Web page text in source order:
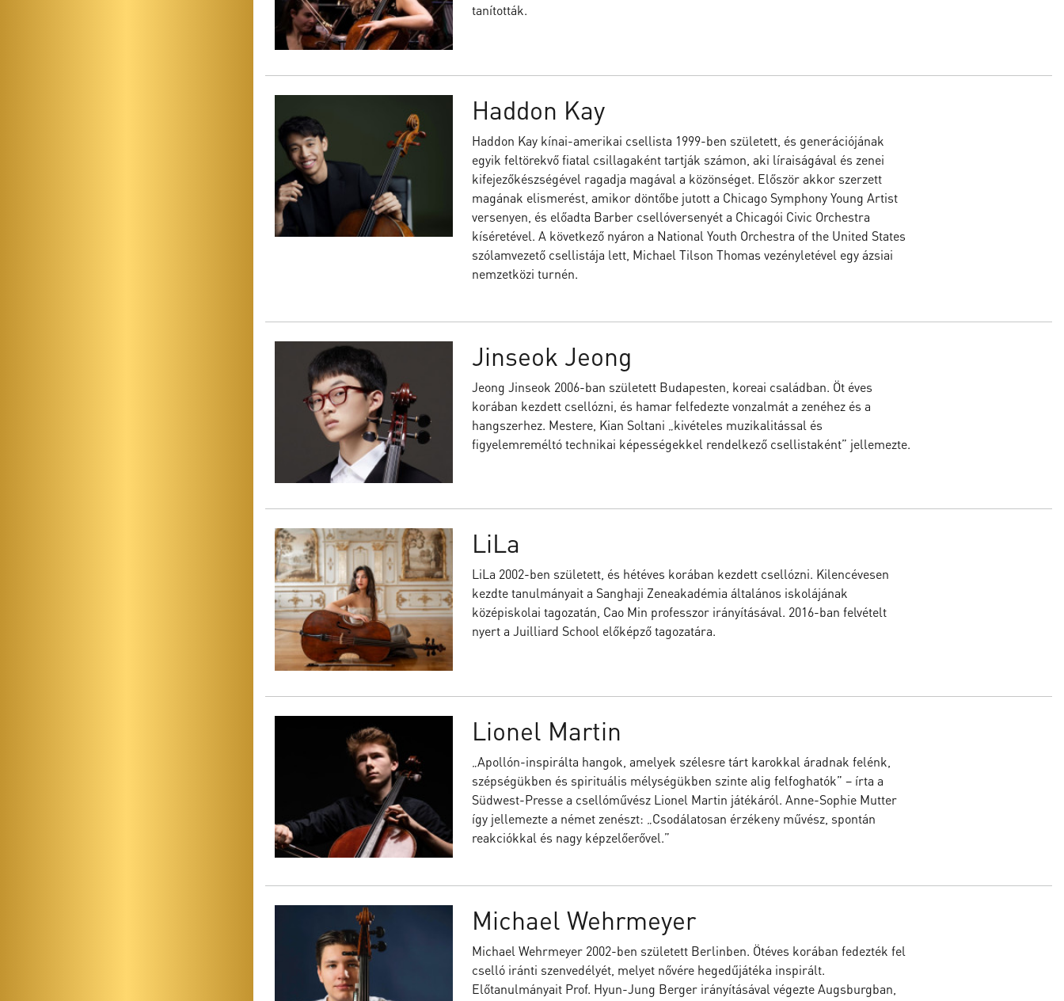
tanították.
Haddon Kay
Haddon Kay kínai-amerikai csellista 1999-ben született, és generációjának
egyik feltörekvő fiatal csillagaként tartják számon, aki líraiságával és zenei
kifejezőkészségével ragadja magával a közönséget. Először akkor szerzett
magának elismerést, amikor döntőbe jutott a Chicago Symphony Young Artist
versenyen, és előadta Barber csellóversenyét a Chicagói Civic Orchestra
kíséretével. A következő nyáron a National Youth Orchestra of the United States
szólamvezető csellistája lett, Michael Tilson Thomas vezényletével egy ázsiai
nemzetközi turnén.
Jinseok Jeong
Jeong Jinseok 2006-ban született Budapesten, koreai családban. Öt éves
korában kezdett csellózni, és hamar felfedezte vonzalmát a zenéhez és a
hangszerhez. Mestere, Kian Soltani „kivételes muzikalitással és
figyelemreméltó technikai képességekkel rendelkező csellistaként” jellemezte.
LiLa
LiLa 2002-ben született, és hétéves korában kezdett csellózni. Kilencévesen
kezdte tanulmányait a Sanghaji Zeneakadémia általános iskolájának
középiskolai tagozatán, Cao Min professzor irányításával. 2016-ban felvételt
nyert a Juilliard School előképző tagozatára.
Lionel Martin
„Apollón-inspirálta hangok, amelyek szélesre tárt karokkal áradnak felénk,
szépségükben és spirituális mélységükben szinte alig felfoghatók” – írta a
Südwest-Presse a csellóművész Lionel Martin játékáról. Anne-Sophie Mutter
így jellemezte a német zenészt: „Csodálatosan érzékeny művész, spontán
reakciókkal és nagy képzelőerővel.”
Michael Wehrmeyer
Michael Wehrmeyer 2002-ben született Berlinben. Ötéves korában fedezték fel
cselló iránti szenvedélyét, melyet nővére hegedűjátéka inspirált.
Előtanulmányait Prof. Hyun-Jung Berger irányításával végezte Augsburgban,